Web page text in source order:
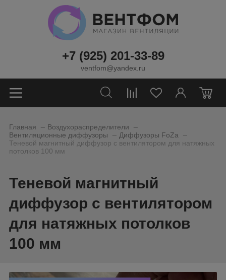
+7 (925) 201-33-89
ventfom@yandex.ru
0
Главная Воздухораспределители
Вентиляционные диффузоры _ Диффузоры FoZa
Теневой магнитный диффузор с вентилятором для натяжных
потолков 100 мм
Теневой магнитный
диффузор с вентилятором
для натяжных потолков
100 мм